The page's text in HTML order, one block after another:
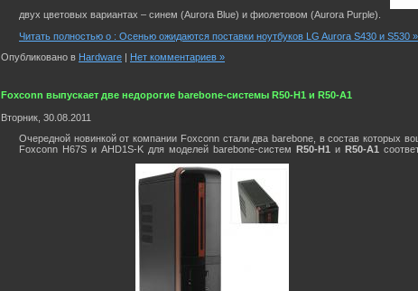
двух цветовых вариантах – синем (Aurora Blue) и фиолетовом (Aurora Purple).
Читать полностью о : Осенью ожидаются поставки ноутбуков LG Aurora S430 и S530 »
Опубликовано в Hardware | Нет комментариев »
Foxconn выпускает две недорогие barebone-системы R50-H1 и R50-A1
Вторник, 30.08.2011
Очередной новинкой от компании Foxconn стали два barebone, в состав которых
Foxconn H67S и AHD1S-K для моделей barebone-системR50-H1 иR50-A1